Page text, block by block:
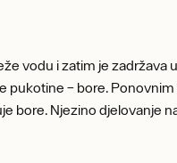
vodu i zatim je
pukotine – bore.
bore. Njezino